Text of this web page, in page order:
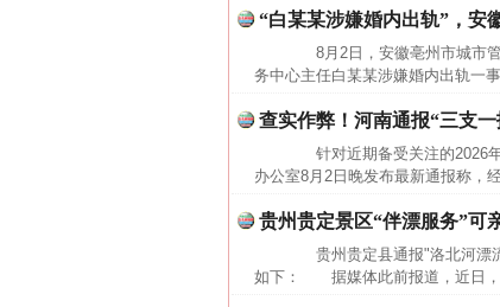
“白某某涉嫌婚内出轨”，安
8月2日，安徽亳州市城市
务中心主任白某某涉嫌婚内出轨一
查实作弊！河南通报“三支
针对近期备受关注的2026年
办公室8月2日晚发布最新通报称，
贵州贵定景区“伴漂服务”可
贵州贵定县通报"洛北河漂流
如下： 据媒体此前报道，近日，
网上购药对药下症？